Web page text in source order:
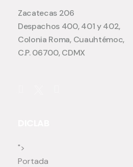
Zacatecas 206
Despachos 400, 401 y 402,
Colonia Roma, Cuauhtémoc,
C.P. 06700, CDMX
">
Portada